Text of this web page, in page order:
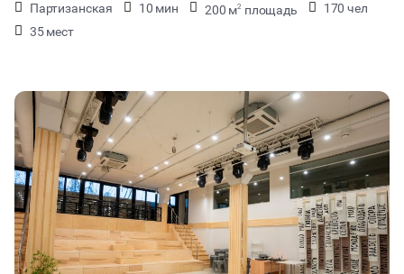
Партизанская 10 мин 200 м2 площадь
170 чел
35 мест